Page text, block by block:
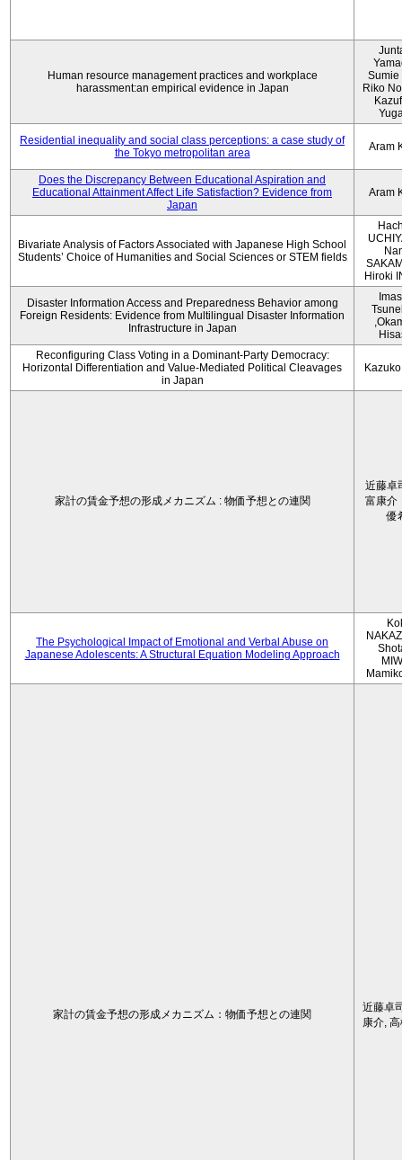
Human resource management practices and workplace
harassment:an empirical evidence in Japan
Sumie
Riko
Residential inequality and social class perceptions: a case study of
the Tokyo metropolitan area
Aram
Does the Discrepancy Between Educational Aspiration and
Educational Attainment Affect Life Satisfaction? Evidence from
Japan
Aram
Bivariate Analysis of Factors Associated with Japanese High School
Students’ Choice of Humanities and Social Sciences or STEM fields
Hiroki
Disaster Information Access and Preparedness Behavior among
Foreign Residents: Evidence from Multilingual Disaster Information
Infrastructure in Japan
Reconfiguring Class Voting in a Dominant-Party Democracy:
Horizontal Differentiation and Value-Mediated Political Cleavages
in Japan
家計の賃金予想の形成メカニズム : 物価予想との連関
近藤卓
富康介
優
The Psychological Impact of Emotional and Verbal Abuse on
Japanese Adolescents: A Structural Equation Modeling Approach
家計の賃金予想の形成メカニズム：物価予想との連関
近藤卓
康介,